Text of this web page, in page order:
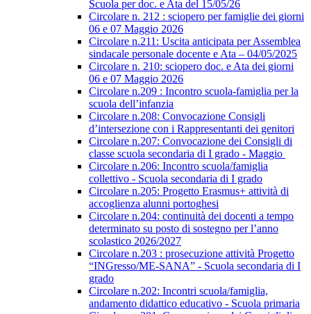
Scuola per doc. e Ata del 15/05/26
Circolare n. 212 : sciopero per famiglie dei giorni
06 e 07 Maggio 2026
Circolare n.211: Uscita anticipata per Assemblea
sindacale personale docente e Ata – 04/05/2025
Circolare n. 210: sciopero doc. e Ata dei giorni
06 e 07 Maggio 2026
Circolare n.209 : Incontro scuola-famiglia per la
scuola dell’infanzia
Circolare n.208: Convocazione Consigli
d’intersezione con i Rappresentanti dei genitori
Circolare n.207: Convocazione dei Consigli di
classe scuola secondaria di I grado - Maggio
Circolare n.206: Incontro scuola/famiglia
collettivo - Scuola secondaria di I grado
Circolare n.205: Progetto Erasmus+ attività di
accoglienza alunni portoghesi
Circolare n.204: continuità dei docenti a tempo
determinato su posto di sostegno per l’anno
scolastico 2026/2027
Circolare n.203 : prosecuzione attività Progetto
“INGresso/ME-SANA” - Scuola secondaria di I
grado
Circolare n.202: Incontri scuola/famiglia,
andamento didattico educativo - Scuola primaria